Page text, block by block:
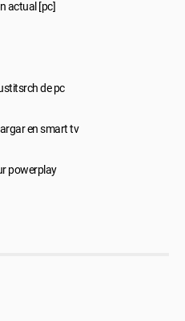
actual [pc]
de pc
en smart tv
powerplay